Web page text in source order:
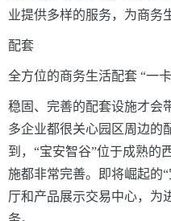
业提供多样的服务，为商务
配套
全方位的商务生活配套 “一
稳固、完善的配套设施才会
多企业都很关心园区周边的
到，“宝安智谷”位于成熟的
施都非常完善。即将崛起的
厅和产品展示交易中心，为